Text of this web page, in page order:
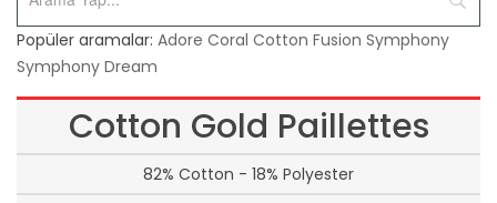
Popüler aramalar: Adore Coral Cotton Fusion Symphony
Symphony Dream
Cotton Gold Paillettes
82% Cotton - 18% Polyester